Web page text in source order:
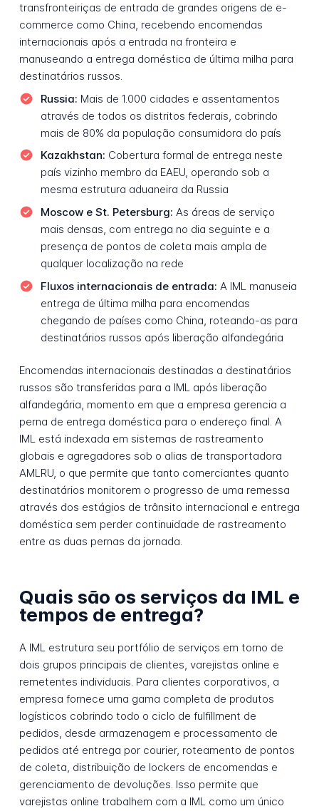
transfronteiriças de entrada de grandes origens de e-
commerce como China, recebendo encomendas
internacionais após a entrada na fronteira e
manuseando a entrega doméstica de última milha para
destinatários russos.
Russia: Mais de 1.000 cidades e assentamentos
através de todos os distritos federais, cobrindo
mais de 80% da população consumidora do país
Kazakhstan: Cobertura formal de entrega neste
país vizinho membro da EAEU, operando sob a
mesma estrutura aduaneira da Russia
Moscow e St. Petersburg: As áreas de serviço
mais densas, com entrega no dia seguinte e a
presença de pontos de coleta mais ampla de
qualquer localização na rede
Fluxos internacionais de entrada: A IML manuseia
entrega de última milha para encomendas
chegando de países como China, roteando-as para
destinatários russos após liberação alfandegária
Encomendas internacionais destinadas a destinatários
russos são transferidas para a IML após liberação
alfandegária, momento em que a empresa gerencia a
perna de entrega doméstica para o endereço final. A
IML está indexada em sistemas de rastreamento
globais e agregadores sob o alias de transportadora
AMLRU, o que permite que tanto comerciantes quanto
destinatários monitorem o progresso de uma remessa
através dos estágios de trânsito internacional e entrega
doméstica sem perder continuidade de rastreamento
entre as duas pernas da jornada.
Quais são os serviços da IML e
tempos de entrega?
A IML estrutura seu portfólio de serviços em torno de
dois grupos principais de clientes, varejistas online e
remetentes individuais. Para clientes corporativos, a
empresa fornece uma gama completa de produtos
logísticos cobrindo todo o ciclo de fulfillment de
pedidos, desde armazenagem e processamento de
pedidos até entrega por courier, roteamento de pontos
de coleta, distribuição de lockers de encomendas e
gerenciamento de devoluções. Isso permite que
varejistas online trabalhem com a IML como um único